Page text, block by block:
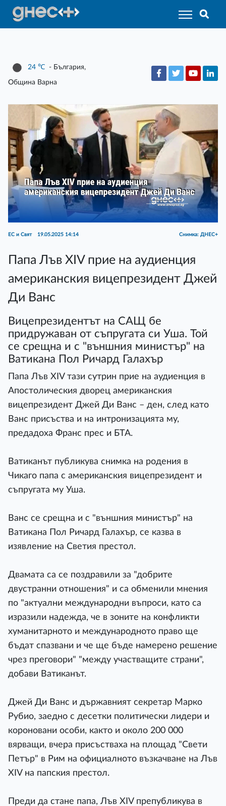
24 ℃ - България,
Община Варна
ЕС и Свят 19.05.2025 14:14 Снимка: ДНЕС+
Папа Лъв XIV прие на аудиенция
американския вицепрезидент Джей
Ди Ванс
Вицепрезидентът на САЩ бе
придружаван от съпругата си Уша. Той
се срещна и с "външния министър" на
Ватикана Пол Ричард Галахър
Папа Лъв XIV тази сутрин прие на аудиенция в
Апостолическия дворец американския
вицепрезидент Джей Ди Ванс – ден, след като
Ванс присъства и на интронизацията му,
предадоха Франс прес и БТА.
Ватиканът публикува снимка на родения в
Чикаго папа с американския вицепрезидент и
съпругата му Уша.
Ванс се срещна и с "външния министър" на
Ватикана Пол Ричард Галахър, се казва в
изявление на Светия престол.
Двамата са се поздравили за "добрите
двустранни отношения" и са обменили мнения
по "актуални международни въпроси, като са
изразили надежда, че в зоните на конфликти
хуманитарното и международното право ще
бъдат спазвани и че ще бъде намерено решение
чрез преговори" "между участващите страни",
добави Ватиканът.
Джей Ди Ванс и държавният секретар Марко
Рубио, заедно с десетки политически лидери и
короновани особи, както и около 200 000
вярващи, вчера присъстваха на площад "Свети
Петър" в Рим на официалното възкачване на Лъв
XIV на папския престол.
Преди да стане папа, Лъв XIV препубликува в